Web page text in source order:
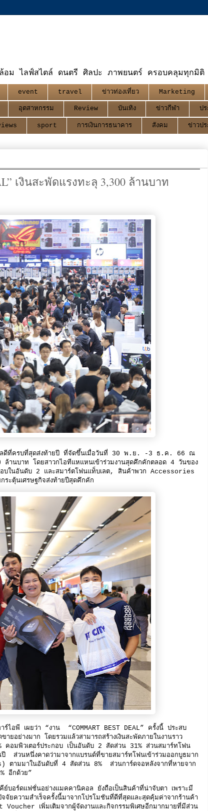
อม ไลฟ์สไตล์ ดนตรี ศิลปะ ภาพยนตร์ ครอบคลุมทุกมิติ
event travel ข่าวท่องเที่ยว Marketing
อุตสาหกรรม Review บันเทิง ข่าวกีฬา ป
sport การเงินการธนาคาร สังคม ข่าวป
เงินสะพัดแรงทะลุ 3,300 ล้านบาท
ดีลดีที่ครบที่สุดส่งท้ายปี ที่จัดขึ้นเมื่อวันที่ 30 พ.ย. -3 ธ.ค. 66 ณ
ล้านบาท โดยสาวกไอทีแหแหนเข้าร่วมงานสุดคึกคักตลอด 4 วันของ
อบในอันดับ 2 และสมาร์ตโฟนแท็บเลต, สินค้าพวก Accessories
ะตุ้นเศรษฐกิจส่งท้ายปีสุดคึกคัก
อพี เผยว่า “งาน “COMMART BEST DEAL” ครั้งนี้ ประสบ
ยอย่างมาก โดยรวมแล้วสามารถสร้างเงินสะพัดภายในงานราว
อมพิวเตอร์ประกอบ เป็นอันดับ 2 สัดส่วน 31% ส่วนสมาร์ทโฟน
ส่วนหนึ่งคาดว่ามาจากแบรนด์ที่ขายสมาร์ทโฟนเข้าร่วมออกบูธมาก
ตามมาในอันดับที่ 4 สัดส่วน 8% ส่วนการ์ดจอหลังจากที่หายจาก
อีกด้วย”
บอร์ดแฟชั่นอย่างแมคคานิคอล ยังถือเป็นสินค้าที่น่าจับตา เพราะมี
จัยความสำเร็จครั้งนี้มาจากโปรโมชันที่ดีที่สุดและสุดคุ้มค่าจากร้านค้า
เพิ่มเติมจากผู้จัดงานและกิจกรรมพิเศษอีกมากมายที่มีส่วน